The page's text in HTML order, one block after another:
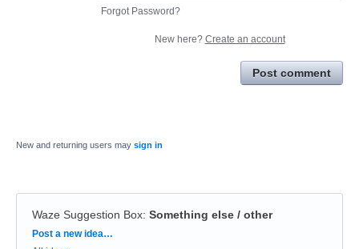
Forgot Password?
New here? Create an account
Post comment
New and returning users may sign in
Waze Suggestion Box: Something else / other
Categories
Post a new idea…